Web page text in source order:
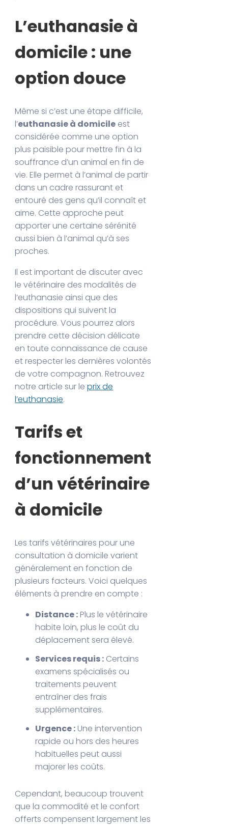
L’euthanasie à
domicile : une
option douce
Même si c’est une étape difficile,
l’euthanasie à domicile est
considérée comme une option
plus paisible pour mettre fin à la
souffrance d’un animal en fin de
vie. Elle permet à l’animal de partir
dans un cadre rassurant et
entouré des gens qu’il connaît et
aime. Cette approche peut
apporter une certaine sérénité
aussi bien à l’animal qu’à ses
proches.
Il est important de discuter avec
le vétérinaire des modalités de
l’euthanasie ainsi que des
dispositions qui suivent la
procédure. Vous pourrez alors
prendre cette décision délicate
en toute connaissance de cause
et respecter les dernières volontés
de votre compagnon. Retrouvez
notre article sur leprix de
l’euthanasie.
Tarifs et
fonctionnement
d’un vétérinaire
à domicile
Les tarifs vétérinaires pour une
consultation à domicile varient
généralement en fonction de
plusieurs facteurs. Voici quelques
éléments à prendre en compte :
Distance : Plus le vétérinaire
habite loin, plus le coût du
déplacement sera élevé.
Services requis : Certains
examens spécialisés ou
traitements peuvent
entraîner des frais
supplémentaires.
Urgence : Une intervention
rapide ou hors des heures
habituelles peut aussi
majorer les coûts.
Cependant, beaucoup trouvent
que la commodité et le confort
offerts compensent largement les